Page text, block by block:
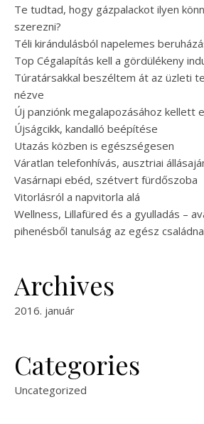
Te tudtad, hogy gázpalackot ilyen
szerezni?
Téli kirándulásból napelemes
Top Cégalapítás kell a gördülékeny
Túratársakkal beszéltem át az üzleti
nézve
Új panziónk megalapozásához kellett
Újságcikk, kandalló beépítése
Utazás közben is egészségesen
Váratlan telefonhívás, ausztriai
Vasárnapi ebéd, szétvert fürdőszoba
Vitorlásról a napvitorla alá
Wellness, Lillafüred és a gyulladás –
pihenésből tanulság az egész
Archives
2016. január
Categories
Uncategorized